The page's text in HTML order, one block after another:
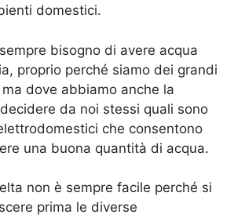
domestici.
bisogno di avere acqua
proprio perché siamo dei grandi
dove abbiamo anche la
da noi stessi quali sono
che consentono
una buona quantità di acqua.
non è sempre facile perché si
prima le diverse